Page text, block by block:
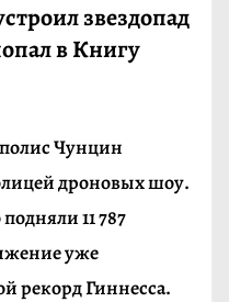
звездопад
в Книгу
Чунцин
дроновых шоу.
11 787
уже
рекорд Гиннесса.